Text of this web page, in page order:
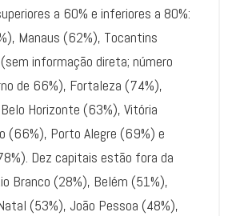
a 60% e inferiores a 80%:
Manaus (62%), Tocantins
informação direta; número
de 66%), Fortaleza (74%),
Horizonte (63%), Vitória
(66%), Porto Alegre (69%) e
Dez capitais estão fora da
Branco (28%), Belém (51%),
(53%), João Pessoa (48%),